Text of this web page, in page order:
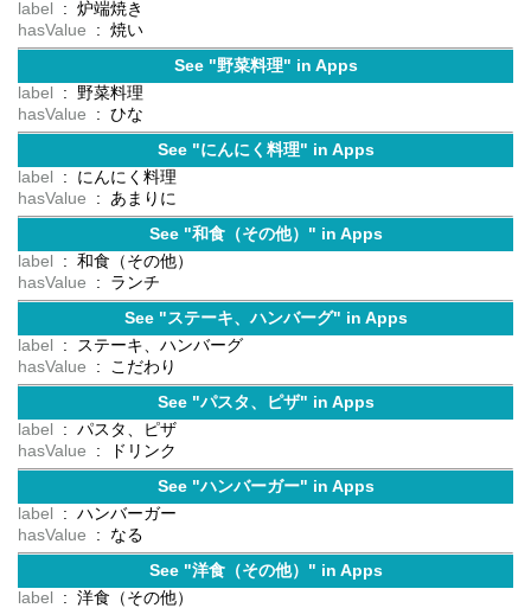
label
: 炉端焼き
hasValue
: 焼い
See "野菜料理" in Apps
label
: 野菜料理
hasValue
: ひな
See "にんにく料理" in Apps
label
: にんにく料理
hasValue
: あまりに
See "和食（その他）" in Apps
label
: 和食（その他）
hasValue
: ランチ
See "ステーキ、ハンバーグ" in Apps
label
: ステーキ、ハンバーグ
hasValue
: こだわり
See "パスタ、ピザ" in Apps
label
: パスタ、ピザ
hasValue
: ドリンク
See "ハンバーガー" in Apps
label
: ハンバーガー
hasValue
: なる
See "洋食（その他）" in Apps
label
: 洋食（その他）